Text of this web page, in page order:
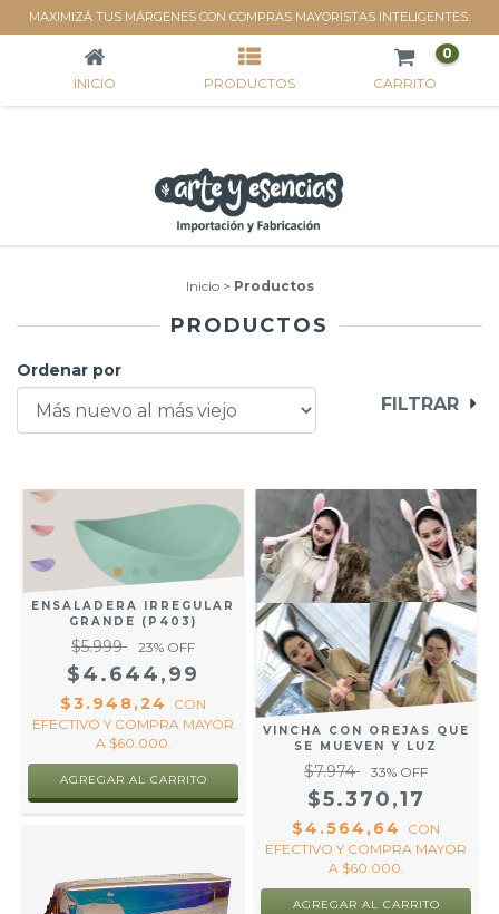
MAXIMIZÁ TUS MÁRGENES CON COMPRAS MAYORISTAS INTELIGENTES.
PRODUCTOS
INICIO PRODUCTOS CARRITO
0
Inicio > Productos
PRODUCTOS
Ordenar por
FILTRAR
ENSALADERA IRREGULAR
GRANDE (P403)
$5.999 23% OFF
$4.644,99
$3.948,24
CON
EFECTIVO Y COMPRA MAYOR
A $60.000.
AGREGAR AL CARRITO
VINCHA CON OREJAS QUE
SE MUEVEN Y LUZ
$7.974 33% OFF
$5.370,17
$4.564,64
CON
EFECTIVO Y COMPRA MAYOR
A $60.000.
AGREGAR AL CARRITO